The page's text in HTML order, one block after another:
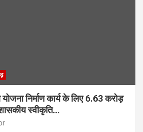
निर्माण कार्य के लिए 6.63 करोड़
स्वीकृति…